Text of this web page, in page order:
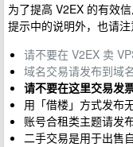
为了提高 V2EX 的有效
提示中的说明外，也请注
请不要在 V2EX 卖
域名交易请发布到域
请不要在这里交易发
用「借楼」方式发布
账号合租类主题请发
二手交易是用于出售